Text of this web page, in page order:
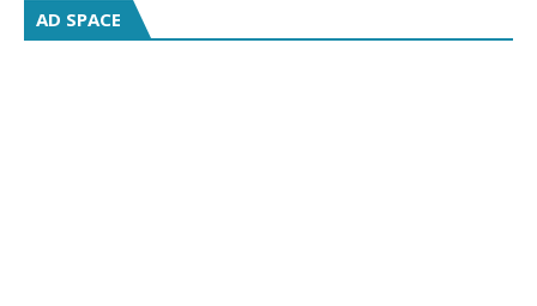
AD SPACE